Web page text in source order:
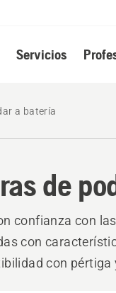
Servicios
a batería
de
confianza con
con
con